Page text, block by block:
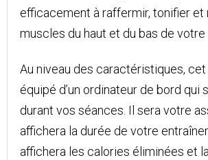
efficacement à raffermir, tonifier et
muscles du haut et du bas de votre
Au niveau des caractéristiques,
équipé d’un ordinateur de bord qui
durant vos séances. Il sera votre
affichera la durée de votre
affichera les calories éliminées et